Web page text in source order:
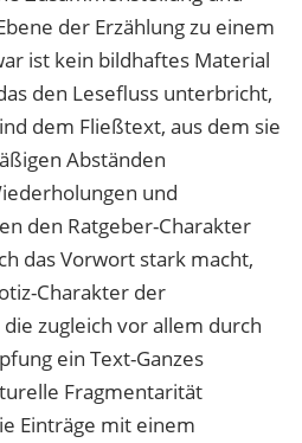
der Erzählung zu einem
ist kein bildhaftes Material
den Lesefluss unterbricht,
dem Fließtext, aus dem sie
Abständen
und
den Ratgeber-Charakter
das Vorwort stark macht,
Charakter der
zugleich vor allem durch
ein Text-Ganzes
Fragmentarität
Einträge mit einem